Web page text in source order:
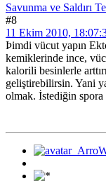
Savunma ve Saldırı
#8
11 Ekim 2010,
Þimdi vücut yapın
kemiklerinde ince,
kalorili besinlerle
geliştirebilirsin. Yani
olmak. İstediğin spora